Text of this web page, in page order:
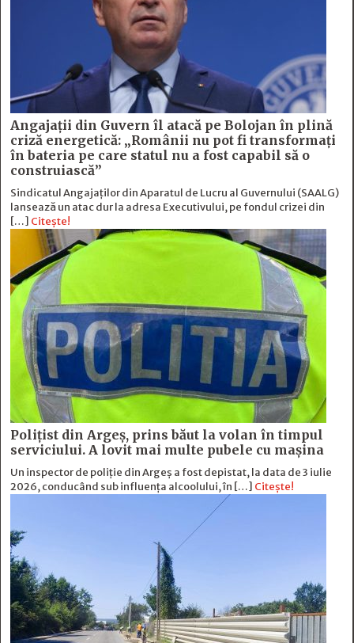
Angajații din Guvern îl atacă pe Bolojan în plină
criză energetică: „Românii nu pot fi transformați
în bateria pe care statul nu a fost capabil să o
construiască”
Sindicatul Angajaților din Aparatul de Lucru al Guvernului (SAALG)
lansează un atac dur la adresa Executivului, pe fondul crizei din
[…] Citește!
Polițist din Argeș, prins băut la volan în timpul
serviciului. A lovit mai multe pubele cu mașina
Un inspector de poliție din Argeș a fost depistat, la data de 3 iulie
2026, conducând sub influența alcoolului, în […] Citește!